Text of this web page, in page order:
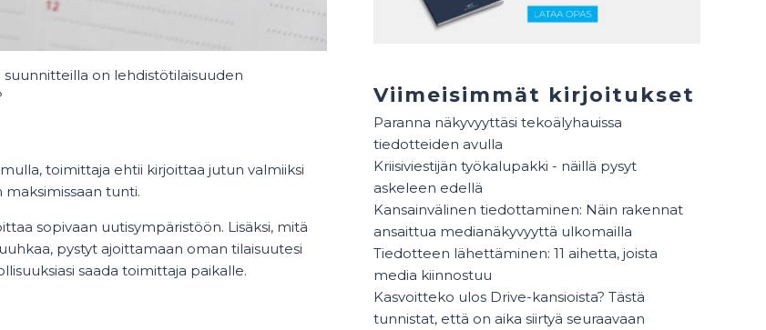
on lehdistötilaisuuden
toimittaja ehtii kirjoittaa jutun valmiiksi
tunti.
sopivaan uutisympäristöön. Lisäksi, mitä
pystyt ajoittamaan oman tilaisuutesi
saada toimittaja paikalle.
Viimeisimmät kirjoitukset
Paranna näkyvyyttäsi tekoälyhauissa
tiedotteiden avulla
Kriisiviestijän työkalupakki - näillä pysyt
askeleen edellä
Kansainvälinen tiedottaminen: Näin rakennat
ansaittua medianäkyvyyttä ulkomailla
Tiedotteen lähettäminen: 11 aihetta, joista
media kiinnostuu
Kasvoitteko ulos Drive-kansioista? Tästä
tunnistat, että on aika siirtyä seuraavaan